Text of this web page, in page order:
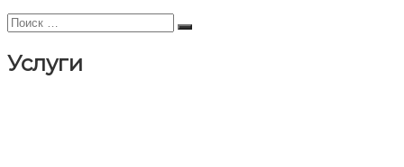
Искать:
Поиск
Услуги